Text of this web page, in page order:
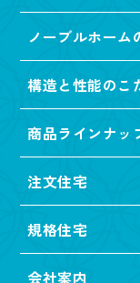
ノーブルホーム
構造と性能のこ
商品ラインナッ
注文住宅
規格住宅
会社案内